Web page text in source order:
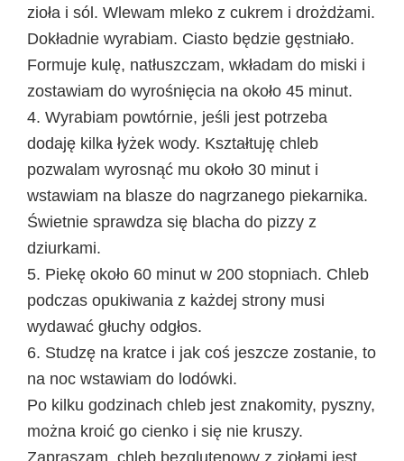
zioła i sól. Wlewam mleko z cukrem i drożdżami.
Dokładnie wyrabiam. Ciasto będzie gęstniało.
Formuje kulę, natłuszczam, wkładam do miski i
zostawiam do wyrośnięcia na około 45 minut.
4. Wyrabiam powtórnie, jeśli jest potrzeba
dodaję kilka łyżek wody. Kształtuję chleb
pozwalam wyrosnąć mu około 30 minut i
wstawiam na blasze do nagrzanego piekarnika.
Świetnie sprawdza się blacha do pizzy z
dziurkami.
5. Piekę około 60 minut w 200 stopniach. Chleb
podczas opukiwania z każdej strony musi
wydawać głuchy odgłos.
6. Studzę na kratce i jak coś jeszcze zostanie, to
na noc wstawiam do lodówki.
Po kilku godzinach chleb jest znakomity, pyszny,
można kroić go cienko i się nie kruszy.